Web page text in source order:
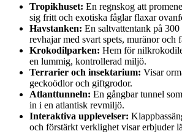
Tropikhuset: En regnskog att
sig fritt och exotiska fåglar flaxar
Havstanken: En saltvattentank på
revhajar med svart spets, muränor och
Krokodilparken: Hem för
en lummig, kontrollerad miljö.
Terrarier och insektarium: Visar
geckoödlor och giftgrodor.
Atlanttunneln: En gångbar tunnel
in i en atlantisk revmiljö.
Interaktiva upplevelser:
och förstärkt verklighet visar erbjuder